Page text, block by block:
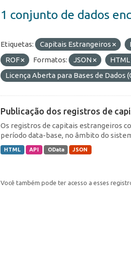
1 conjunto de dados
Etiquetas: Capitais Estrangeiros
ROF
Formatos: JSON HTML
Licença Aberta para Bases de Dados
Publicação dos registros de
Os registros de capitais estrangeiros
período data-base, no âmbito do
HTML API OData JSON
Você também pode ter acesso a esses